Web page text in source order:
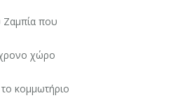
Ζαμπία που
χώρο
κομμωτήριο